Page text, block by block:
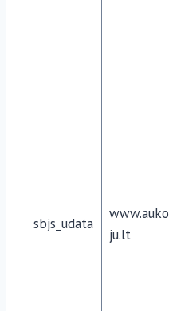
sbjs_udata
www.auko
ju.lt